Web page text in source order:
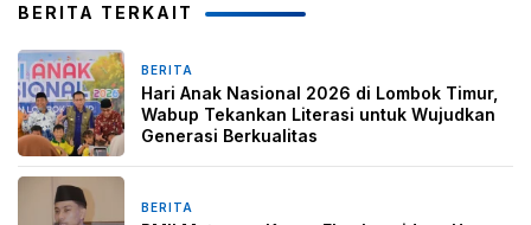
BERITA TERKAIT
BERITA
Hari Anak Nasional 2026 di Lombok Timur,
Wabup Tekankan Literasi untuk Wujudkan
Generasi Berkualitas
BERITA